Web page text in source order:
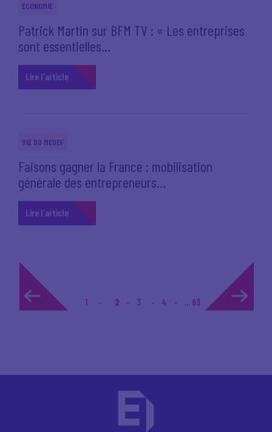
ÉCONOMIE
Patrick Martin sur BFM TV : « Les entreprises
sont essentielles...
Lire l'article
VIE DU MEDEF
Faisons gagner la France : mobilisation
générale des entrepreneurs...
Lire l'article
1 2 3 4 ... 83